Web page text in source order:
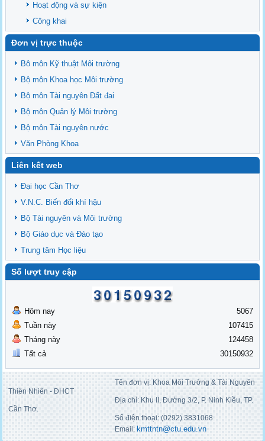
Hoạt động và sự kiện
Công khai
Đơn vị trực thuộc
Bô môn Kỹ thuật Môi trường
Bộ môn Khoa học Môi trường
Bộ môn Tài nguyên Đất đai
Bộ môn Quản lý Môi trường
Bộ môn Tài nguyên nước
Văn Phòng Khoa
Liên kết web
Đại học Cần Thơ
V.N.C. Biến đổi khí hậu
Bộ Tài nguyên và Môi trường
Bộ Giáo dục và Đào tạo
Trung tâm Học liệu
Số lượt truy cập
Hôm nay
Tuần này
Tháng này
Tất cả
5067
107415
124458
30150932
Tên đơn vị: Khoa Môi Trường & Tài Nguyên
Thiên Nhiên - ĐHCT
Địa chỉ: Khu II, Đường 3/2, P. Ninh Kiều, TP.
Cần Thơ.
Số điện thoại: (0292) 3831068
Email: kmttntn@ctu.edu.vn